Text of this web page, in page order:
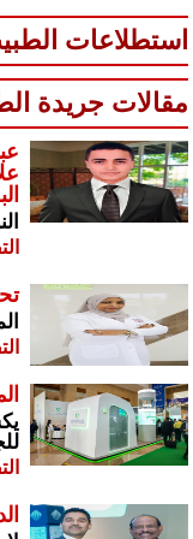
استطلاعات
مقالات جريدة